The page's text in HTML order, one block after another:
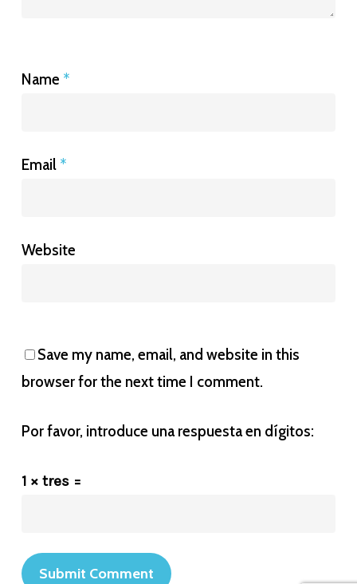
Name *
Email *
Website
Save my name, email, and website in this
browser for the next time I comment.
Por favor, introduce una respuesta en dígitos:
1 × tres =